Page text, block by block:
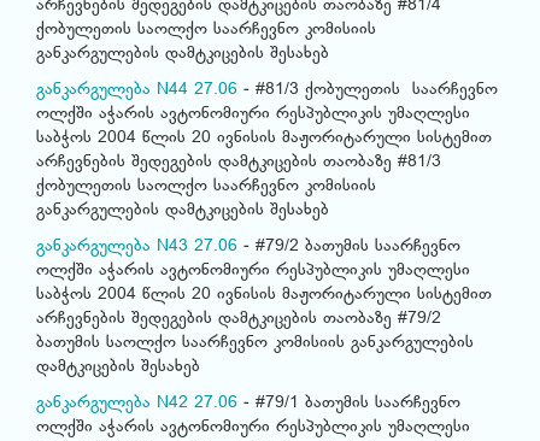
არჩევნების შედეგების დამტკიცების თაობაზე #81/4
ქობულეთის საოლქო საარჩევნო კომისიის
განკარგულების დამტკიცების შესახებ
განკარგულება N44 27.06 - #81/3 ქობულეთის საარჩევნო
ოლქში აჭარის ავტონომიური რესპუბლიკის უმაღლესი
საბჭოს 2004 წლის 20 ივნისის მაჟორიტარული სისტემით
არჩევნების შედეგების დამტკიცების თაობაზე #81/3
ქობულეთის საოლქო საარჩევნო კომისიის
განკარგულების დამტკიცების შესახებ
განკარგულება N43 27.06 - #79/2 ბათუმის საარჩევნო
ოლქში აჭარის ავტონომიური რესპუბლიკის უმაღლესი
საბჭოს 2004 წლის 20 ივნისის მაჟორიტარული სისტემით
არჩევნების შედეგების დამტკიცების თაობაზე #79/2
ბათუმის საოლქო საარჩევნო კომისიის განკარგულების
დამტკიცების შესახებ
განკარგულება N42 27.06 - #79/1 ბათუმის საარჩევნო
ოლქში აჭარის ავტონომიური რესპუბლიკის უმაღლესი